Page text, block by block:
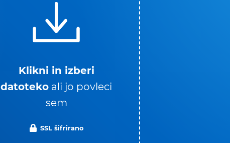
Klikni in izberi
datoteko ali jo povleci
sem
SSL šifrirano